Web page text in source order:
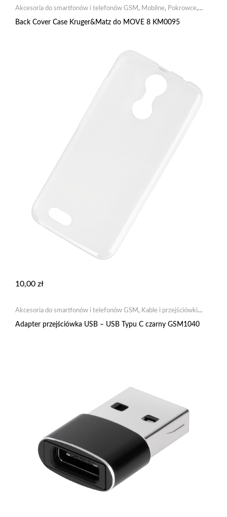
Akcesoria do smartfonów i telefonów GSM , Mobilne, Pokrowce,
Pokrowce dedykowane
Back Cover Case Kruger&Matz do MOVE 8 KM0095
10,00 zł
Akcesoria do smartfonów i telefonów GSM , Kable i przejściówki
USB,Mobilne
Adapter przejściówka USB – USB Typu C czarny GSM1040